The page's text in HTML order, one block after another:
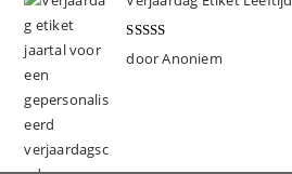
Gewaardeer
door Anoniem